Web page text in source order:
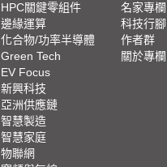
HPC關鍵零組件
邊緣運算
化合物/功率半導體
Green Tech
EV Focus
新興科技
亞洲供應鏈
智慧製造
智慧家庭
物聯網
名家專欄
科技行腳
作者群
關於專欄